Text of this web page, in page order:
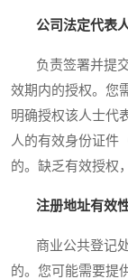
公司法定代表
负责签署并提交
效期内的授权。您
明确授权该人士代
人的有效身份证件
的。缺乏有效授权
注册地址有效
商业公共登记处
的。您可能需要提